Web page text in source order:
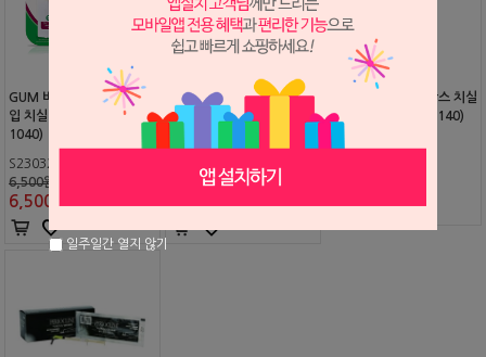
GUM 버틀러위브 논왁스 타
입 치실 183m / 200yd (#
1040)
S2303290
6,500원
6,500
GUM 버틀러위브 민트 왁스
타입 치실 183m / 200yd
6,500원
GUM 버틀러위브 왁스 치실
183m / 200yd (#1140)
일주일간 열지 않기